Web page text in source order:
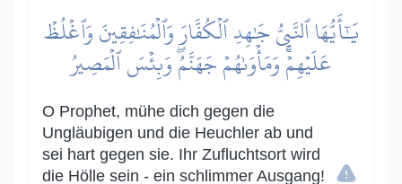
يَٰٓأَيُّهَا ٱلنَّبِيُّ جَٰهِدِ ٱلۡكُفَّارَ وَٱلۡمُنَٰفِقِينَ وَٱغۡلُظۡ
عَلَيۡهِمۡۚ وَمَأۡوَىٰهُمۡ جَهَنَّمُۖ وَبِئۡسَ ٱلۡمَصِيرُ
O Prophet, mühe dich gegen die
Ungläubigen und die Heuchler ab und
sei hart gegen sie. Ihr Zufluchtsort wird
die Hölle sein - ein schlimmer Ausgang!